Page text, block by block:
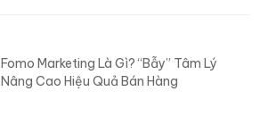
Fomo Marketing Là Gì? “Bẫy” Tâm Lý
Nâng Cao Hiệu Quả Bán Hàng